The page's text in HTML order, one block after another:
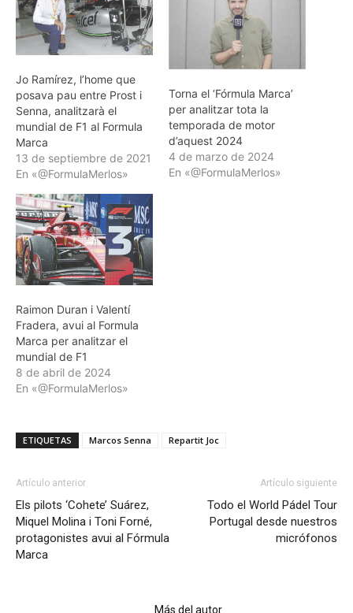
Jo Ramírez, l’home que
posava pau entre Prost i
Senna, analitzarà el
mundial de F1 al Formula
Marca
13 de septiembre de 2021
En «@FormulaMerlos»
Torna el ‘Fórmula Marca’
per analitzar tota la
temporada de motor
d’aquest 2024
4 de marzo de 2024
En «@FormulaMerlos»
Raimon Duran i Valentí
Fradera, avui al Formula
Marca per analitzar el
mundial de F1
8 de abril de 2024
En «@FormulaMerlos»
ETIQUETAS Marcos Senna Repartit Joc
Artículo anterior
Els pilots ‘Cohete’ Suárez,
Miquel Molina i Toni Forné,
protagonistes avui al Fórmula
Marca
Artículo siguiente
Todo el World Pádel Tour
Portugal desde nuestros
micrófonos
Más del autor